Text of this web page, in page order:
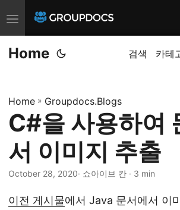
T
o
g
e
n
v
i
a
Home 검색 카테
Home » Groupdocs.Blogs
C#을 사용하여
서 이미지 추출
October 28, 2020· 쇼아이브 칸 · 3 min
이전 게시물에서 Java 문서에서 이